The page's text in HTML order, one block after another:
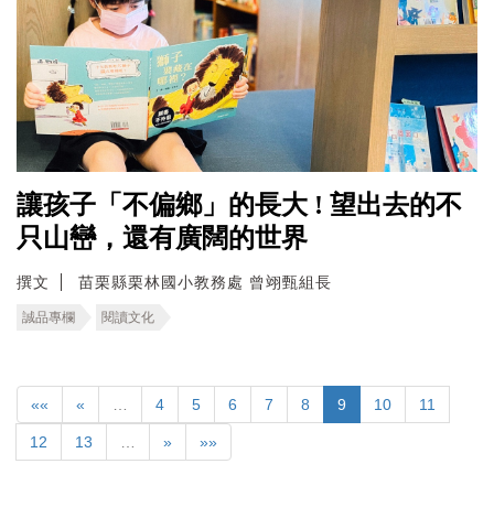
讓孩子「不偏鄉」的長大 ! 望出去的不
只山巒，還有廣闊的世界
撰文 苗栗縣栗林國小教務處 曾翊甄組長
誠品專欄 閱讀文化
«« « 4 5 6 7 8 9 10 11
12 13 » »»